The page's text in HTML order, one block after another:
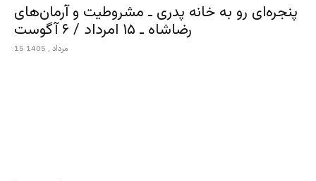
پنجره‌ای رو به خانه پدری ـ مشروطیت و آرمان‌های
رضاشاه ـ ۱۵ امرداد / ۶ آگوست
15 مرداد , 1405